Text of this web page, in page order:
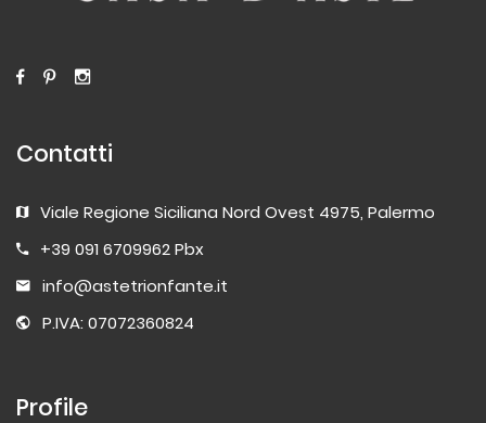
Contatti
Viale Regione Siciliana Nord Ovest 4975, Palermo
+39 091 6709962 Pbx
info@astetrionfante.it
P.IVA: 07072360824
Profile